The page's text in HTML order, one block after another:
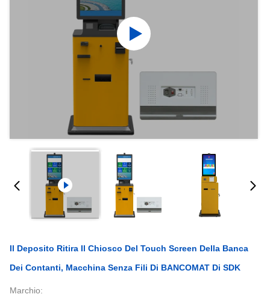
Il Deposito Ritira Il Chiosco Del Touch Screen Della Banca
Dei Contanti, Macchina Senza Fili Di BANCOMAT Di SDK
Marchio: